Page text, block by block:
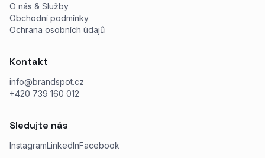
O nás & Služby
Obchodní podmínky
Ochrana osobních údajů
Kontakt
info@brandspot.cz
+420 739 160 012
Sledujte nás
InstagramLinkedInFacebook